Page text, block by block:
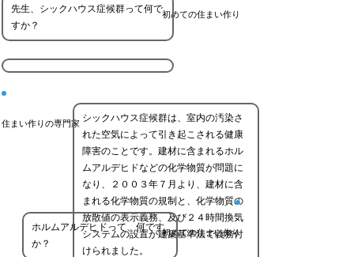
初めての住まい作り
先生、シックハウス症候群って何で
すか？
住まい作りの専門家 シックハウス症候群は、室内の汚染さ
れた空気によって引き起こされる健康
障害のことです。建材に含まれるホル
ムアルデヒドなどの化学物質が問題に
なり、２００３年７月より、建材に含
まれる化学物質の規制と、化学物質の
放散値の表示義務、及び２４時間換気
システムの設置が建築基準法で義務付
けられました。
初めての住まい作り
ホルムアルデヒドって、何です
か？